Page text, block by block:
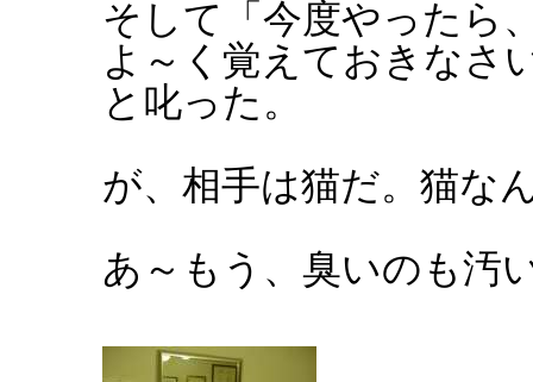
そして「今度やったら
よ～く覚えておきなさ
と叱った。
が、相手は猫だ。猫な
あ～もう、臭いのも汚